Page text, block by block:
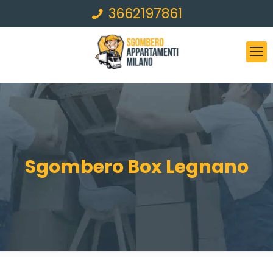
3662197861
Sgombero Box Legnano